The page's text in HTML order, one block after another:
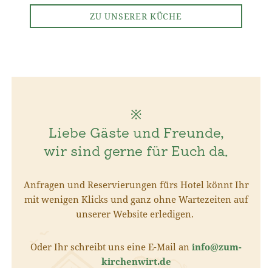
ZU UNSERER KÜCHE
Liebe Gäste und Freunde,
wir sind gerne für Euch da.
Anfragen und Reservierungen fürs Hotel könnt Ihr
mit wenigen Klicks und ganz ohne Wartezeiten auf
unserer Website erledigen.
Oder Ihr schreibt uns eine E-Mail an info@zum-
kirchenwirt.de